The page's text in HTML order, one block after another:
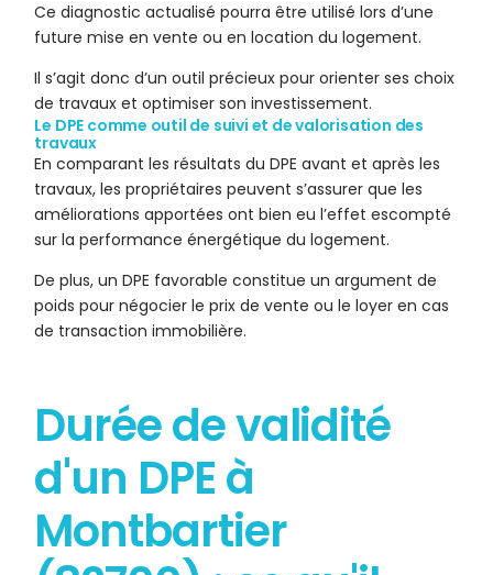
Ce diagnostic actualisé pourra être utilisé lors d’une
future mise en vente ou en location du logement.
Il s’agit donc d’un outil précieux pour orienter ses choix
de travaux et optimiser son investissement.
Le DPE comme outil de suivi et de valorisation des
travaux
En comparant les résultats du DPE avant et après les
travaux, les propriétaires peuvent s’assurer que les
améliorations apportées ont bien eu l’effet escompté
sur la performance énergétique du logement.
De plus, un DPE favorable constitue un argument de
poids pour négocier le prix de vente ou le loyer en cas
de transaction immobilière.
Durée de validité
d'un DPE à
Montbartier